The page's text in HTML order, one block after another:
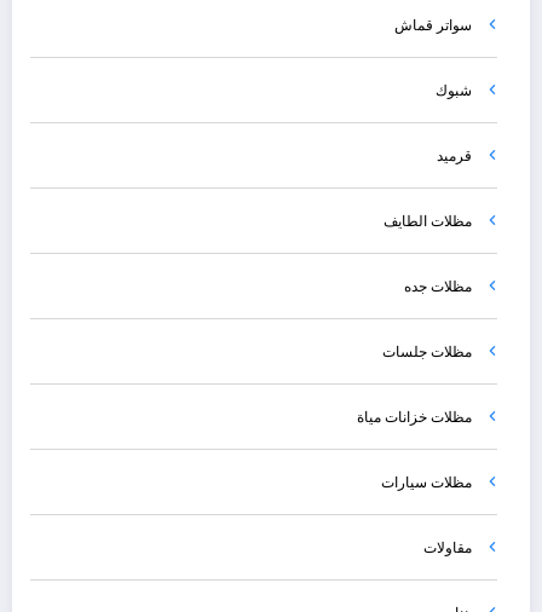
سواتر قماش
شبوك
قرميد
مظلات الطايف
مظلات جده
مظلات جلسات
مظلات خزانات مياة
مظلات سيارات
مقاولات